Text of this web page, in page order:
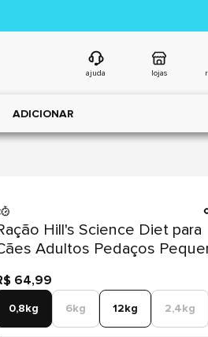
ajuda lojas
ADICIONAR
Hill's Science Diet para
Adultos Pedaços
64,99
0,8kg 6kg 12kg 2,4kg